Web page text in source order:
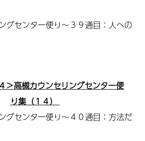
グセンター便り～３９通目：人への
＞高槻カウンセリングセンター便
り集（１４）
グセンター便り～４０通目：方法だ